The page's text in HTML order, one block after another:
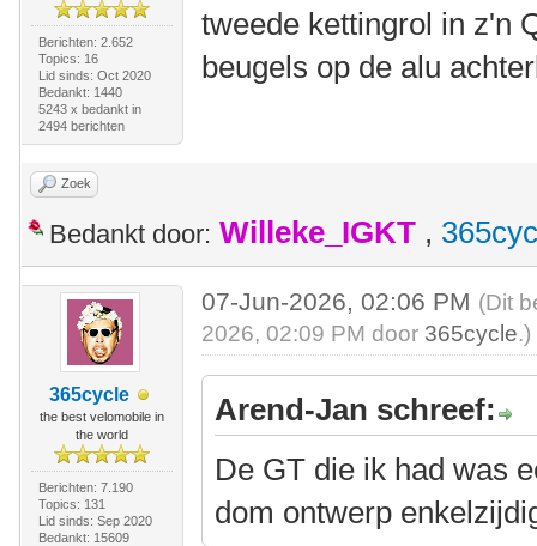
Berichten: 2.652
Topics: 16
Lid sinds: Oct 2020
Bedankt: 1440
5243 x bedankt in
2494 berichten
tweede kettingrol in z'n
beugels op de alu
Zoek
Bedankt door: Willeke_IGKT ,
365cycle
the best velomobile in
the world
Berichten: 7.190
Topics: 131
Lid sinds: Sep 2020
Bedankt: 15609
07-Jun-2026, 02:06 PM (Dit
2026, 02:09 PM door 365cycle.)
Arend-Jan schreef:
De GT die ik had was
dom ontwerp